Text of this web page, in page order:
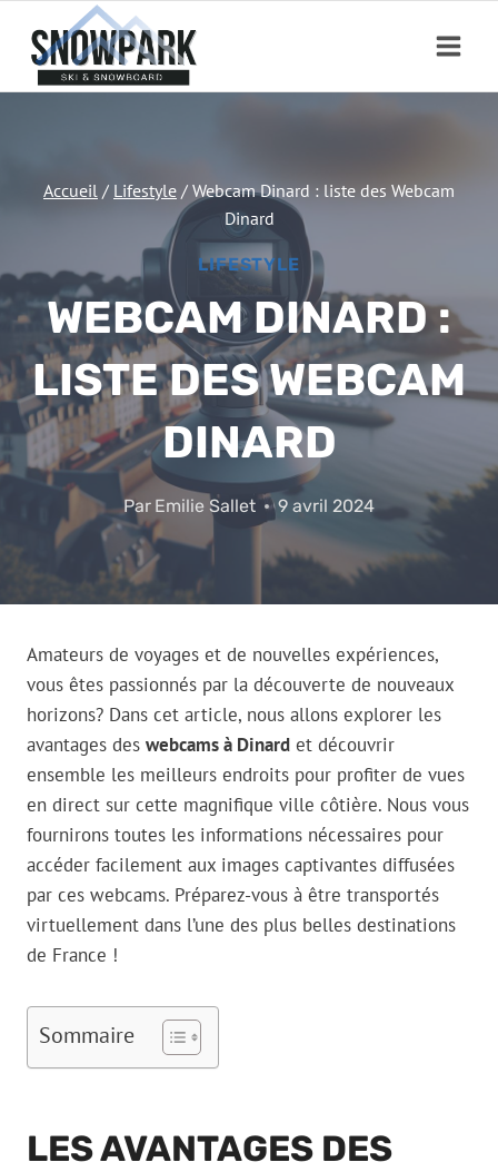
contenu
Accueil / Lifestyle / Webcam Dinard : liste des Webcam
Dinard
LIFESTYLE
WEBCAM DINARD :
LISTE DES WEBCAM
DINARD
Par Emilie Sallet 9 avril 2024
Amateurs de voyages et de nouvelles expériences,
vous êtes passionnés par la découverte de nouveaux
horizons? Dans cet article, nous allons explorer les
avantages des webcams à Dinard et découvrir
ensemble les meilleurs endroits pour profiter de vues
en direct sur cette magnifique ville côtière. Nous vous
fournirons toutes les informations nécessaires pour
accéder facilement aux images captivantes diffusées
par ces webcams. Préparez-vous à être transportés
virtuellement dans l’une des plus belles destinations
de France !
Sommaire
LES AVANTAGES DES